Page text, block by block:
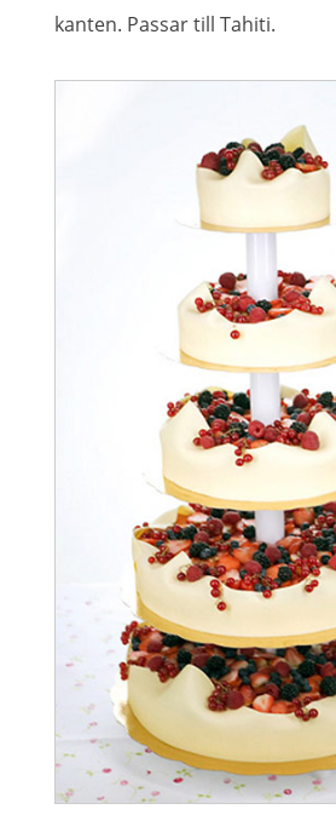
kanten. Passar till Tahiti.